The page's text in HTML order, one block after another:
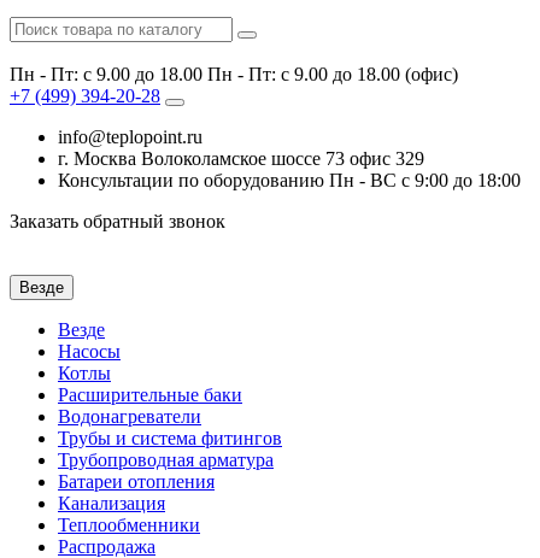
Пн - Пт: с 9.00 до 18.00 Пн - Пт: с 9.00 до 18.00 (офис)
+7 (499) 394-20-28
info@teplopoint.ru
г. Москва Волоколамское шоссе 73 офис 329
Консультации по оборудованию Пн - ВС с 9:00 до 18:00
Заказать обратный звонок
Везде
Везде
Насосы
Котлы
Расширительные баки
Водонагреватели
Трубы и система фитингов
Трубопроводная арматура
Батареи отопления
Канализация
Теплообменники
Распродажа